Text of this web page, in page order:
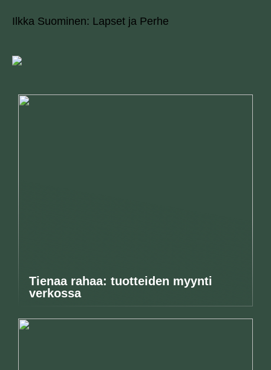
Ilkka Suominen: Lapset ja Perhe
Tienaa rahaa: tuotteiden myynti
verkossa